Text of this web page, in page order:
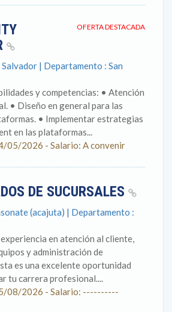
OFERTA DESTACADA
Salvador | Departamento : San
y competencias: • Atención
• Diseño en general para las
• Implementar estrategias
en las plataformas...
05/2026 - Salario: A convenir
DE SUCURSALES
(acajuta) | Departamento :
en atención al cliente,
y administración de
es una excelente oportunidad
tu carrera profesional....
08/2026 - Salario: ----------